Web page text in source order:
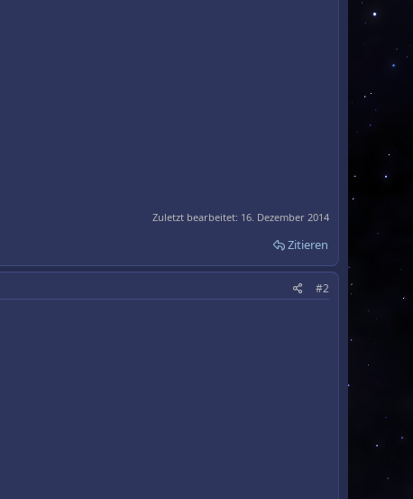
Zuletzt bearbeitet: 16. Dezember 2014
Zitieren
#2